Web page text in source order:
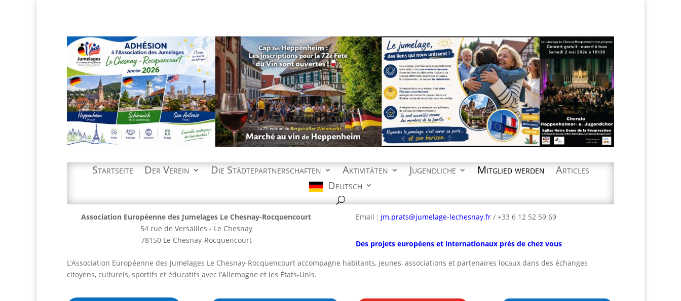
Startseite Der Verein Die Städtepartnerschaften Aktivitäten Jugendliche Mitglied werden
Articles
Deutsch
Association Européenne des Jumelages Le Chesnay-Rocquencourt
54 rue de Versailles - Le Chesnay
78150 Le Chesnay-Rocquencourt
Email : jm.prats@jumelage-lechesnay.fr/ +33 6 12 52 59 69
Des projets européens et internationaux près de chez vous
L’Association Européenne des Jumelages Le Chesnay-Rocquencourt accompagne habitants, jeunes, associations et partenaires locaux dans des échanges
citoyens, culturels, sportifs et éducatifs avec l’Allemagne et les États-Unis.